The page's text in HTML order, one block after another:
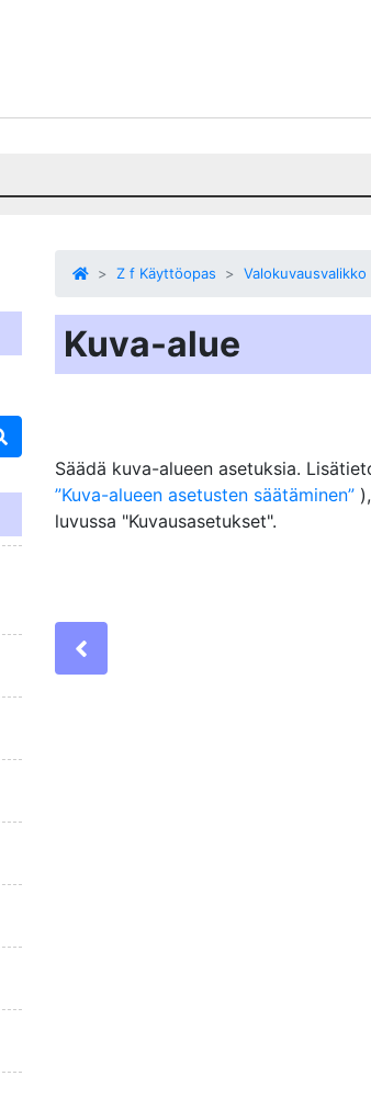
Z f Käyttöopas Valokuvausvalikko
Kuva-alue
Säädä kuva-alueen asetuksia.
Kuva-alueen asetusten säätäminen
luvussa "Kuvausasetukset".